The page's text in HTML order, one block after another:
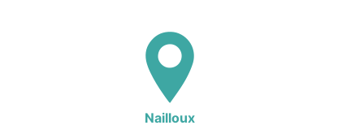
Nailloux